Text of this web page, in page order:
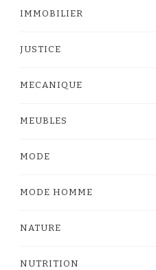
IMMOBILIER
JUSTICE
MECANIQUE
MEUBLES
MODE
MODE HOMME
NATURE
NUTRITION